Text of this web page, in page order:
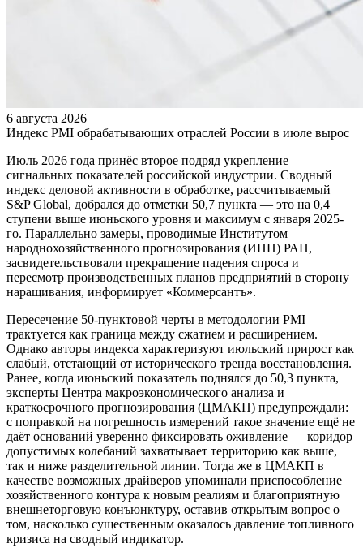
6 августа 2026
Индекс PMI обрабатывающих отраслей России в июле вырос
Июль 2026 года принёс второе подряд укрепление
сигнальных показателей российской индустрии. Сводный
индекс деловой активности в обработке, рассчитываемый
S&P Global, добрался до отметки 50,7 пункта — это на 0,4
ступени выше июньского уровня и максимум с января 2025-
го. Параллельно замеры, проводимые Институтом
народнохозяйственного прогнозирования (ИНП) РАН,
засвидетельствовали прекращение падения спроса и
пересмотр производственных планов предприятий в сторону
наращивания, информирует «Коммерсантъ».
Пересечение 50-пунктовой черты в методологии PMI
трактуется как граница между сжатием и расширением.
Однако авторы индекса характеризуют июльский прирост как
слабый, отстающий от исторического тренда восстановления.
Ранее, когда июньский показатель поднялся до 50,3 пункта,
эксперты Центра макроэкономического анализа и
краткосрочного прогнозирования (ЦМАКП) предупреждали:
с поправкой на погрешность измерений такое значение ещё не
даёт оснований уверенно фиксировать оживление — коридор
допустимых колебаний захватывает территорию как выше,
так и ниже разделительной линии. Тогда же в ЦМАКП в
качестве возможных драйверов упоминали приспособление
хозяйственного контура к новым реалиям и благоприятную
внешнеторговую конъюнктуру, оставив открытым вопрос о
том, насколько существенным оказалось давление топливного
кризиса на сводный индикатор.